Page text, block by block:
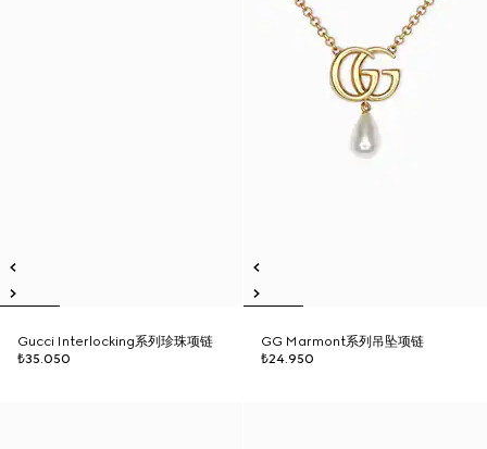
Gucci Interlocking系列珍珠项链
₺35.050
GG Marmont系列吊坠项链
₺24.950